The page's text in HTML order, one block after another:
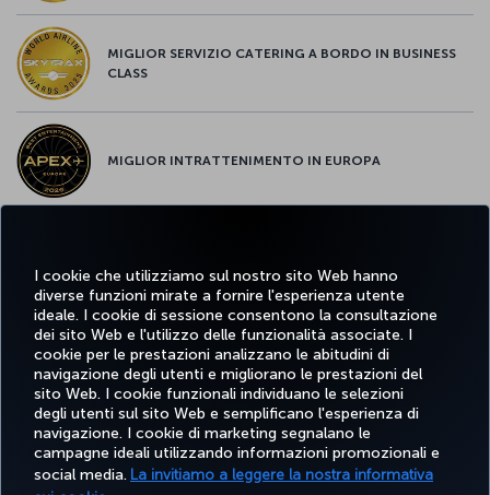
I cookie che utilizziamo sul nostro sito Web hanno
diverse funzioni mirate a fornire l'esperienza utente
ideale. I cookie di sessione consentono la consultazione
dei sito Web e l'utilizzo delle funzionalità associate. I
cookie per le prestazioni analizzano le abitudini di
navigazione degli utenti e migliorano le prestazioni del
sito Web. I cookie funzionali individuano le selezioni
degli utenti sul sito Web e semplificano l'esperienza di
navigazione. I cookie di marketing segnalano le
campagne ideali utilizzando informazioni promozionali e
social media. La invitiamo a leggere la nostra informativa
MIGLIOR SERVIZIO CATERING A BORDO IN BUSINESS
CLASS
MIGLIOR INTRATTENIMENTO IN EUROPA
Facebook
TwitterInstagram
YouTubeLinkedIn
TikTokBlogPinterest
PRENOTARE
E GESTIRE
OFFERTE E
DESTINAZIONI
AIUTO